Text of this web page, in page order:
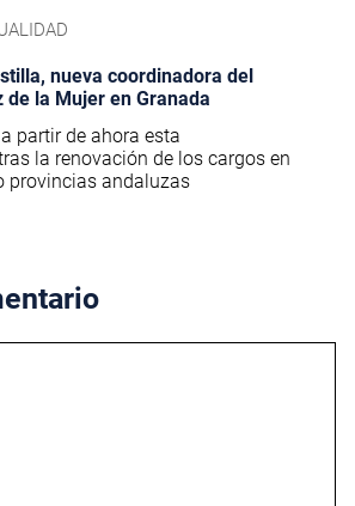
nueva coordinadora del
la Mujer en Granada
partir de ahora esta
la renovación de los cargos en
provincias andaluzas